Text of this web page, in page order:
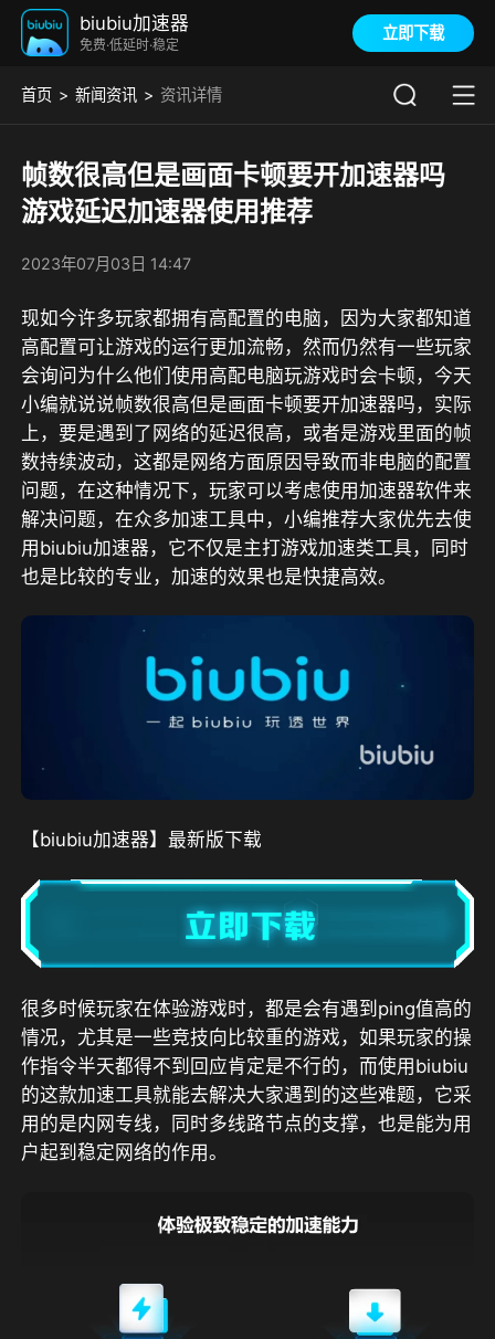
biubiu加速器
免费·低延时·稳定
立即下载
首页 新闻资讯 资讯详情
帧数很高但是画面卡顿要开加速器吗
游戏延迟加速器使用推荐
2023年07月03日 14:47
现如今许多玩家都拥有高配置的电脑，因为大家都知道
高配置可让游戏的运行更加流畅，然而仍然有一些玩家
会询问为什么他们使用高配电脑玩游戏时会卡顿，今天
小编就说说帧数很高但是画面卡顿要开加速器吗，实际
上，要是遇到了网络的延迟很高，或者是游戏里面的帧
数持续波动，这都是网络方面原因导致而非电脑的配置
问题，在这种情况下，玩家可以考虑使用加速器软件来
解决问题，在众多加速工具中，小编推荐大家优先去使
用biubiu加速器，它不仅是主打游戏加速类工具，同时
也是比较的专业，加速的效果也是快捷高效。
【biubiu加速器】最新版下载
很多时候玩家在体验游戏时，都是会有遇到ping值高的
情况，尤其是一些竞技向比较重的游戏，如果玩家的操
作指令半天都得不到回应肯定是不行的，而使用biubiu
的这款加速工具就能去解决大家遇到的这些难题，它采
用的是内网专线，同时多线路节点的支撑，也是能为用
户起到稳定网络的作用。